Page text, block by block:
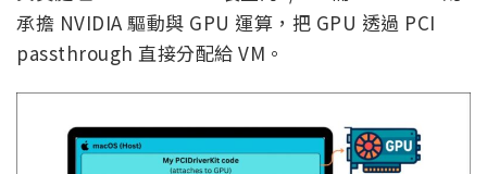
承擔 NVIDIA 驅動與 GPU 運算，把 GPU 透過 PCI
passthrough 直接分配給 VM。